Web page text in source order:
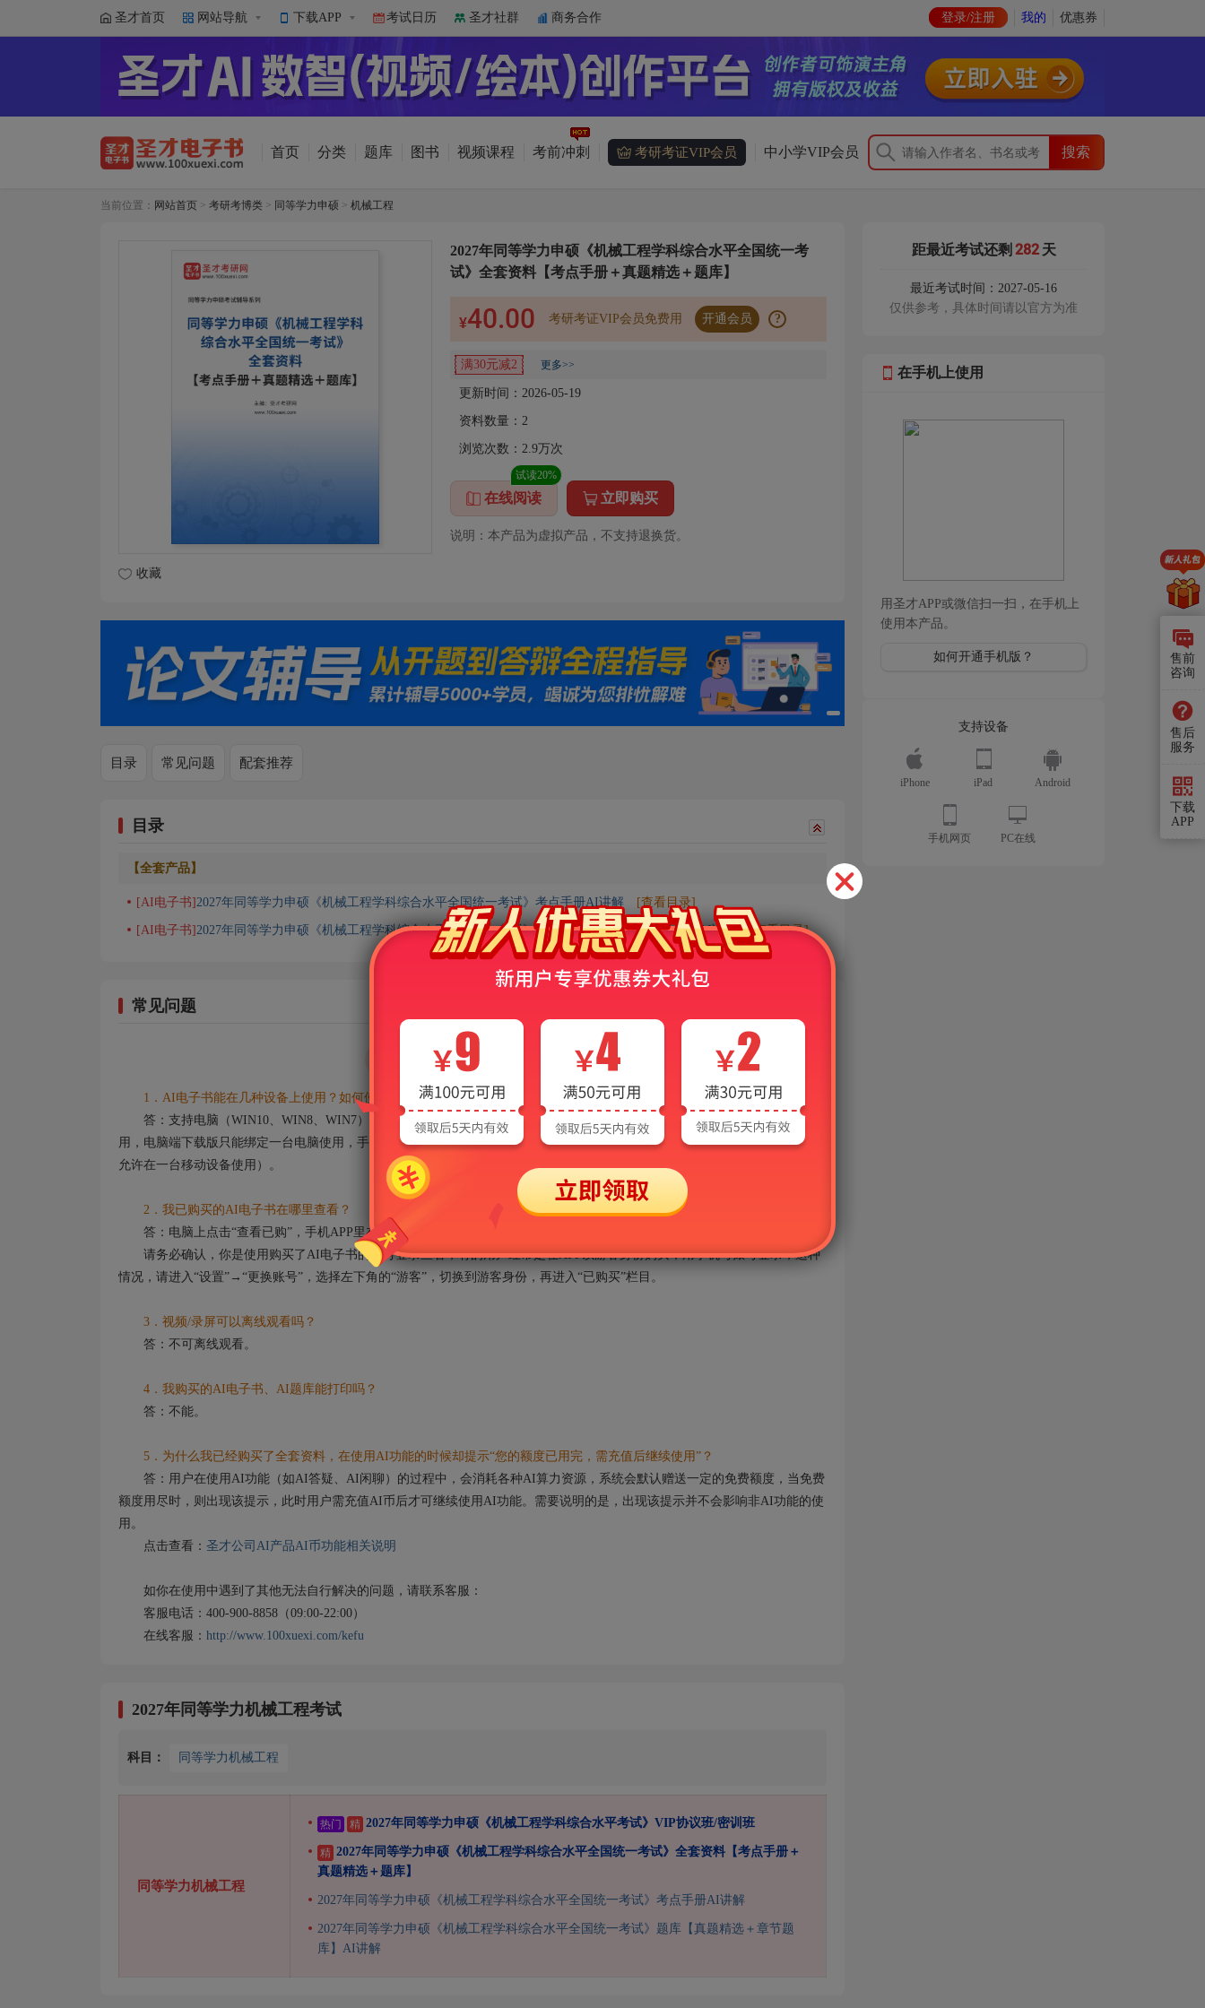
圣才首页 网站导航 下载APP 考试日历 圣才社群 商务合作 登录/注册 我的 优惠券
首页 分类 题库 图书 视频课程 考前冲刺 考研考证VIP会员 中小学VIP会员
当前位置： 网站首页 > 考研考博类 > 同等学力申硕 > 机械工程
收藏
2027年同等学力申硕《机械工程学科综合水平全国统一考
试》全套资料【考点手册＋真题精选＋题库】
¥40.00 考研考证VIP会员免费用 开通会员 ?
满30元减2 更多>>
更新时间：2026-05-19
资料数量： 2
浏览次数： 2.9万次
在线阅读
试读20%
立即购买
说明：本产品为虚拟产品，不支持退换货。
目录 常见问题 配套推荐
目录
【全套产品】
[AI电子书] 2027年同等学力申硕《机械工程学科综合水平全国统一考试》考点手册AI讲解 [查看目录]
[AI电子书] 2027年同等学力申硕《机械工程学科综合水平全国统一考试》题库【真题精选＋章节题库】AI讲解 [查看目录]
常见问题
AI电子书常见问题
1．AI电子书能在几种设备上使用？如何使用？
答：支持电脑（WIN10、WIN8、WIN7）、手机、平板等多端同步使用。电脑端在线版在圣才学习网及旗下网站登录即可使
用，电脑端下载版只能绑定一台电脑使用，手机端及平板等移动设备下载安装圣才APP并登录即可使用（同一时间同一个账号只
允许在一台移动设备使用）。
2．我已购买的AI电子书在哪里查看？
答：电脑上点击“查看已购”，手机APP里在“我”→“已购买”里。
请务必确认，你是使用购买了AI电子书的账号登录查看，有的用户经常是在APP以游客身份购买，用手机号账号登录，这种
情况，请进入“设置”→“更换账号”，选择左下角的“游客”，切换到游客身份，再进入“已购买”栏目。
3．视频/录屏可以离线观看吗？
答：不可离线观看。
4．我购买的AI电子书、AI题库能打印吗？
答：不能。
5．为什么我已经购买了全套资料，在使用AI功能的时候却提示“您的额度已用完，需充值后继续使用”？
答：用户在使用AI功能（如AI答疑、AI闲聊）的过程中，会消耗各种AI算力资源，系统会默认赠送一定的免费额度，当免费
额度用尽时，则出现该提示，此时用户需充值AI币后才可继续使用AI功能。需要说明的是，出现该提示并不会影响非AI功能的使
用。
点击查看： 圣才公司AI产品AI币功能相关说明
如你在使用中遇到了其他无法自行解决的问题，请联系客服：
客服电话：400-900-8858（09:00-22:00）
在线客服： http://www.100xuexi.com/kefu
2027年同等学力机械工程考试
科目： 同等学力机械工程
同等学力机械工程
热门 精 2027年同等学力申硕《机械工程学科综合水平考试》VIP协议班/密训班
精 2027年同等学力申硕《机械工程学科综合水平全国统一考试》全套资料【考点手册＋
真题精选＋题库】
2027年同等学力申硕《机械工程学科综合水平全国统一考试》考点手册AI讲解
2027年同等学力申硕《机械工程学科综合水平全国统一考试》题库【真题精选＋章节题
库】AI讲解
距最近考试还剩 282 天
最近考试时间：2027-05-16
仅供参考，具体时间请以官方为准
在手机上使用
用圣才APP或微信扫一扫，在手机上
使用本产品。
如何开通手机版？
支持设备
iPhone iPad Android
手机网页 PC在线
售前
咨询
售后
服务
下载
APP